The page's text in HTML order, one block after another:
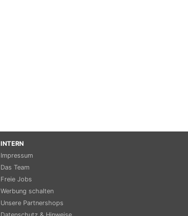
INTERN
Impressum
Das Team
Freie Jobs
Werbung schalten
Unsere Partnershops